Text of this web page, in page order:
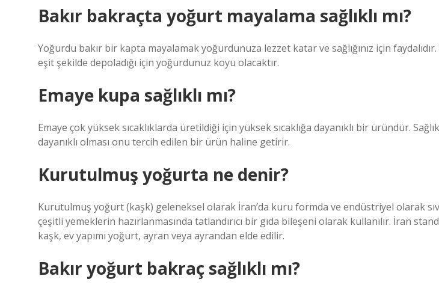
Bakır bakraçta yoğurt mayalama sağlıklı mı?
Yoğurdu bakır bir kapta mayalamak yoğurdunuza lezzet katar ve sağlığınız için faydalıdır.
eşit şekilde depoladığı için yoğurdunuz koyu olacaktır.
Emaye kupa sağlıklı mı?
Emaye çok yüksek sıcaklıklarda üretildiği için yüksek sıcaklığa dayanıklı bir üründür.
dayanıklı olması onu tercih edilen bir ürün haline getirir.
Kurutulmuş yoğurta ne denir?
Kurutulmuş yoğurt (kaşk) geleneksel olarak İran’da kuru formda ve endüstriyel olarak
çeşitli yemeklerin hazırlanmasında tatlandırıcı bir gıda bileşeni olarak kullanılır. İran
kaşk, ev yapımı yoğurt, ayran veya ayrandan elde edilir.
Bakır yoğurt bakraç sağlıklı mı?